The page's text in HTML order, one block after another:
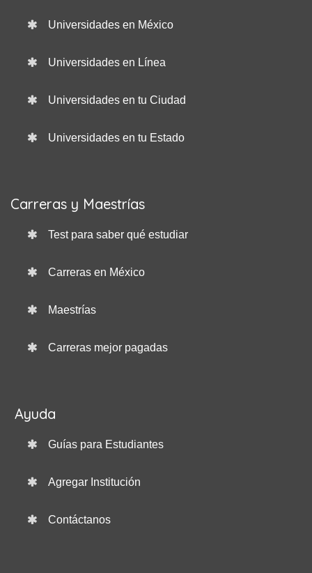
Universidades en México
Universidades en Línea
Universidades en tu Ciudad
Universidades en tu Estado
Carreras y Maestrías
Test para saber qué estudiar
Carreras en México
Maestrías
Carreras mejor pagadas
Ayuda
Guías para Estudiantes
Agregar Institución
Contáctanos